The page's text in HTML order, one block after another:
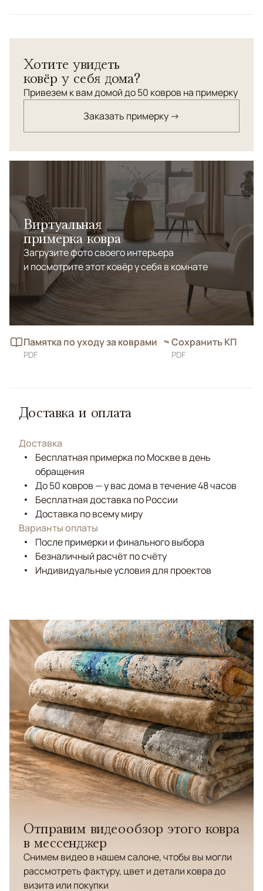
Хотите увидеть
ковёр у себя дома?
Привезем к вам домой до 50 ковров на примерку
Заказать примерку →
Виртуальная
примерка ковра
Загрузите фото своего интерьера
и посмотрите этот ковёр у себя в комнате
Памятка по уходу за коврами
PDF
Сохранить КП
PDF
Доставка и оплата
Доставка
Бесплатная примерка по Москве в день
обращения
До 50 ковров — у вас дома в течение 48 часов
Бесплатная доставка по России
Доставка по всему миру
Варианты оплаты
После примерки и финального выбора
Безналичный расчёт по счёту
Индивидуальные условия для проектов
Отправим видеообзор этого ковра
в мессенджер
Снимем видео в нашем салоне, чтобы вы могли
рассмотреть фактуру, цвет и детали ковра до
визита или покупки